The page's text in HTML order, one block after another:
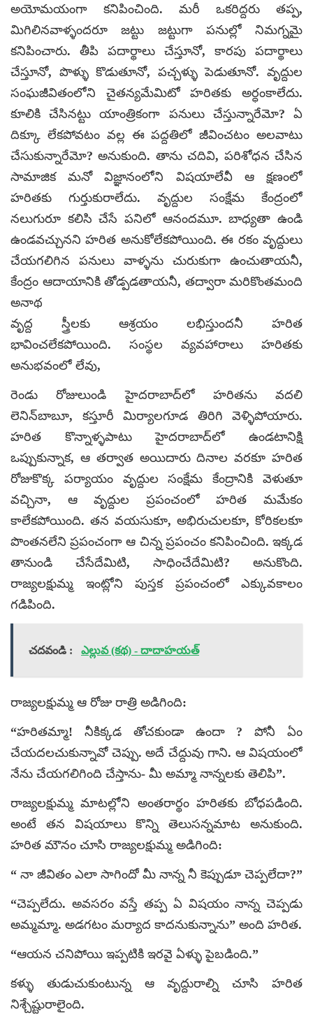
అయోమయంగా కనిపించింది. మరీ ఒకరిద్దరు తప్ప,
మిగిలినవాళ్ళందరూ జట్టు జట్టుగా పనుల్లో నిమగ్నమై
కనిపించారు. తీపి పదార్థాలు చేస్తూనో, కారపు పదార్థాలు
చేస్తూనో, పొళ్ళు కొడుతూనో, పచ్చళ్ళు పెడుతూనో. వృద్దుల
సంఘజీవితంలోని చైతన్యమేమిటో హరితకు అర్ధంకాలేదు.
కూలికి చేసినట్టు యాంత్రికంగా పనులు చేస్తున్నారేమో? ఏ
దిక్కూ లేకపోవటం వల్ల ఈ పద్దతిలో జీవించటం అలవాటు
చేసుకున్నారేమో? అనుకుంది. తాను చదివి, పరిశోధన చేసిన
సామాజిక మనో విజ్ఞానంలోని విషయాలేవీ ఆ క్షణంలో
హరితకు గుర్తుకురాలేదు. వృద్దుల సంక్షేమ కేంద్రంలో
నలుగురూ కలిసి చేసే పనిలో ఆనందమూ. బాధ్యతా ఉండి
ఉండవచ్చునని హరిత అనుకోలేకపోయింది. ఈ రకం వృద్దులు
చేయగలిగిన పనులు వాళ్ళను చురుకుగా ఉంచుతాయనీ,
కేంద్రం ఆదాయానికి తోడ్పడతాయనీ, తద్వారా మరికొంతమంది
అనాథ
వృద్ద స్త్రీలకు ఆశ్రయం లభిస్తుందనీ హరిత
భావించలేకపోయింది. సంస్థల వ్యవహారాలు హరితకు
అనుభవంలో లేవు,
రెండు రోజులుండి హైదరాబాద్‌లో హరితను వదలి
లెనిన్‌బాబూ, కస్తూరీ మిర్యాలగూడ తిరిగి వెళ్ళిపోయారు.
హరిత కొన్నాళ్ళపాటు హైదరాబాద్‌లో ఉండటానిక్షి
ఒప్పుకున్నాక, ఆ తర్వాత అయిదారు దినాల వరకూ హరిత
రోజుకొక్క పర్యాయం వృద్దుల సంక్షేమ కేంద్రానికి వెళుతూ
వచ్చినా, ఆ వృద్దుల ప్రపంచంలో హరిత మమేకం
కాలేకపోయింది. తన వయసుకూ, అభిరుచులకూ, కోరికలకూ
పొంతనలేని ప్రపంచంగా ఆ చిన్న ప్రపంచం కనిపించింది. ఇక్కడ
తానుండి చేసేదేమిటి, సాధించేదేమిటి? అనుకొంది.
రాజ్యలక్షుమ్మ ఇంట్లోని పుస్తక ప్రపంచంలో ఎక్కువకాలం
గడిపింది.
చదవండి : ఎల్లువ (కథ) - దాదాహయత్‌
రాజ్యలక్షుమ్మ ఆ రోజు రాత్రి అడిగింది:
“హరితమ్మా! నీకిక్కడ తోచకుండా ఉందా ? పోనీ ఏం
చేయదలచుకున్నావో చెప్పు. అదే చేద్దువు గాని. ఆ విషయంలో
నేను చేయగలిగింది చేస్తాను- మీ అమ్మా నాన్నలకు తెలిపి”.
రాజ్యలక్షుమ్మ మాటల్లోని అంతరార్థం హరితకు బోధపడింది.
అంటే తన విషయాలు కొన్ని తెలుసన్నమాట అనుకుంది.
హరిత మౌనం చూసి రాజ్యలక్షుమ్మ అడిగింది:
“ నా జీవితం ఎలా సాగిందో మీ నాన్న నీ కెప్పుడూ చెప్పలేదా?”
“చెప్పలేదు. అవసరం వస్తే తప్ప ఏ విషయం నాన్న చెప్పడు
అమ్మమ్మా. అడగటం మర్యాద కాదనుకున్నాను” అంది హరిత.
“ఆయన చనిపోయి ఇప్పటికి ఇరవై ఏళ్ళు పైబడింది.”
కళ్ళు తుడుచుకుంటున్న ఆ వృద్దురాల్ని చూసి హరిత
నిశ్చేష్టురాలైంది.